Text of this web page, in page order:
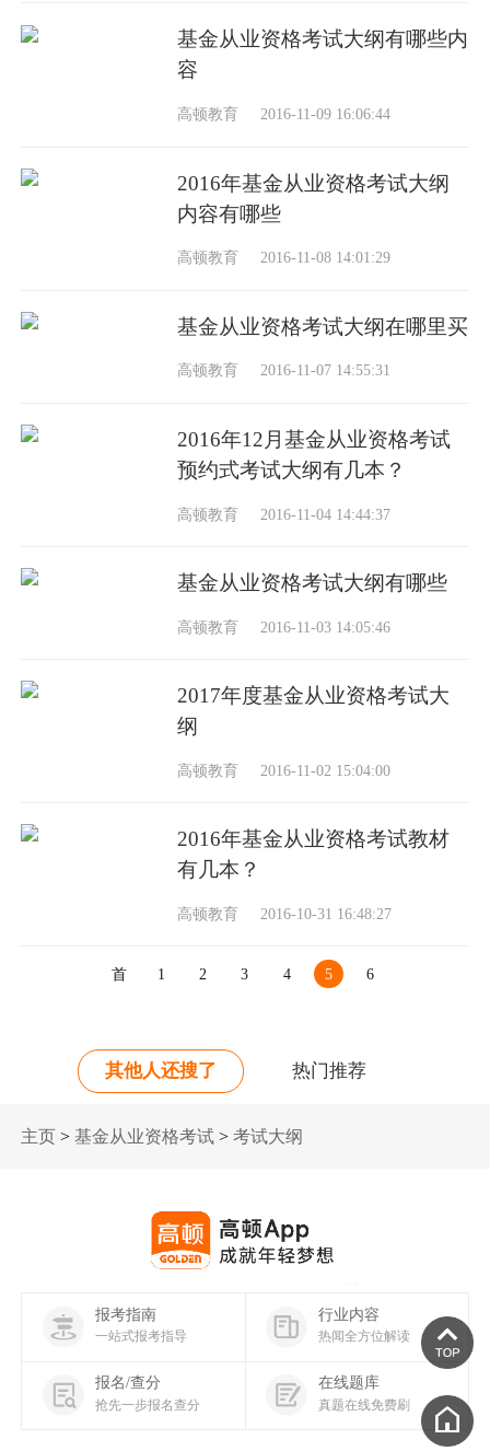
基金从业资格考试大纲有哪些内
容
高顿教育 2016-11-09 16:06:44
2016年基金从业资格考试大纲
内容有哪些
高顿教育 2016-11-08 14:01:29
基金从业资格考试大纲在哪里买
高顿教育 2016-11-07 14:55:31
2016年12月基金从业资格考试
预约式考试大纲有几本？
高顿教育 2016-11-04 14:44:37
基金从业资格考试大纲有哪些
高顿教育 2016-11-03 14:05:46
2017年度基金从业资格考试大
纲
高顿教育 2016-11-02 15:04:00
2016年基金从业资格考试教材
有几本？
高顿教育 2016-10-31 16:48:27
首
1 2 3 4 5 6
其他人还搜了 热门推荐
主页 >基金从业资格考试 >考试大纲
报考指南
一站式报考指导
行业内容
热闻全方位解读
报名/查分
抢先一步报名查分
在线题库
真题在线免费刷